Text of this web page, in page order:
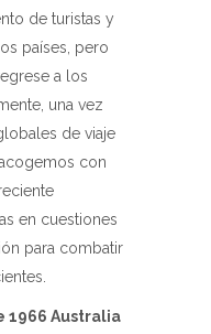
de turistas y
países, pero
a los
una vez
de viaje
con
en cuestiones
para combatir
1966 Australia